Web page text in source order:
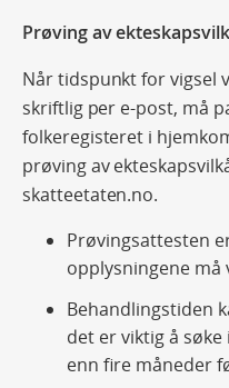
Prøving av
Når tidspunkt for vigsel
skriftlig per e-post, må
folkeregisteret i
prøving av
skatteetaten.no.
Prøvingsattesten
opplysningene
Behandlingstiden
det er viktig å
enn fire måneder